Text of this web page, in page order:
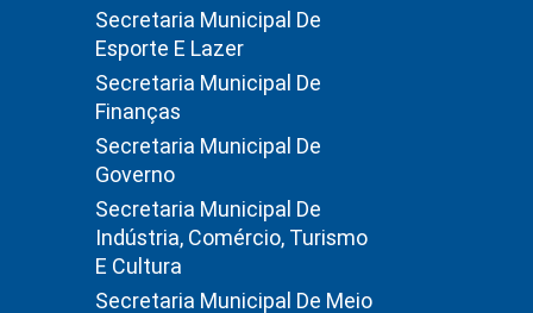
Secretaria Municipal De
Esporte E Lazer
Secretaria Municipal De
Finanças
Secretaria Municipal De
Governo
Secretaria Municipal De
Indústria, Comércio, Turismo
E Cultura
Secretaria Municipal De Meio